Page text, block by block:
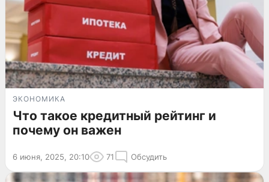
ЭКОНОМИКА
Что такое кредитный рейтинг и
почему он важен
6 июня, 2025, 20:10 71 Обсудить